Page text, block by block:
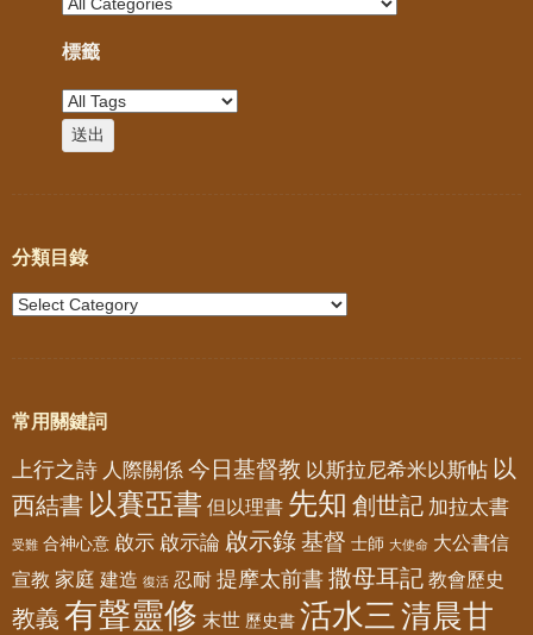
標籤
分類目錄
常用關鍵詞
上行之詩 人際關係 今日基督教 以斯拉尼希米以斯帖 以
西結書 以賽亞書 但以理書 先知 創世記 加拉太書
受難 合神心意 啟示 啟示論 啟示錄基督 士師 大使命 大公書信
宣教 家庭 建造 復活 忍耐 提摩太前書撒母耳記 教會歷史
教義 有聲靈修 末世 歷史書 活水三 清晨甘